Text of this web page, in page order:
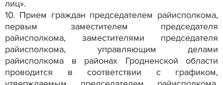
лиц».
10. Прием граждан председателем райисполкома,
первым заместителем председателя
райисполкома, заместителями председателя
райисполкома, управляющим делами
райисполкома в районах Гродненской области
проводится в соответствии с графиком,